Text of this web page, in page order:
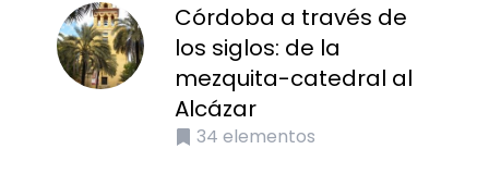
Córdoba a través de
los siglos: de la
mezquita-catedral al
Alcázar
34 elementos